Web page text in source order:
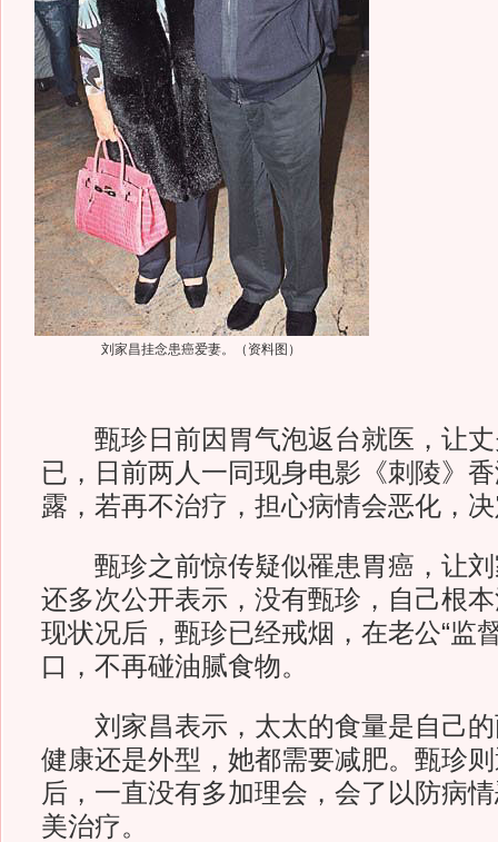
刘家昌挂念患癌爱妻。（资料图）
甄珍日前因胃气泡返台就医，让丈
已，日前两人一同现身电影《刺陵》
露，若再不治疗，担心病情会恶化，
甄珍之前惊传疑似罹患胃癌，让刘
还多次公开表示，没有甄珍，自己根
现状况后，甄珍已经戒烟，在老公“监
口，不再碰油腻食物。
刘家昌表示，太太的食量是自己的
健康还是外型，她都需要减肥。甄珍
后，一直没有多加理会，会了以防病
美治疗。